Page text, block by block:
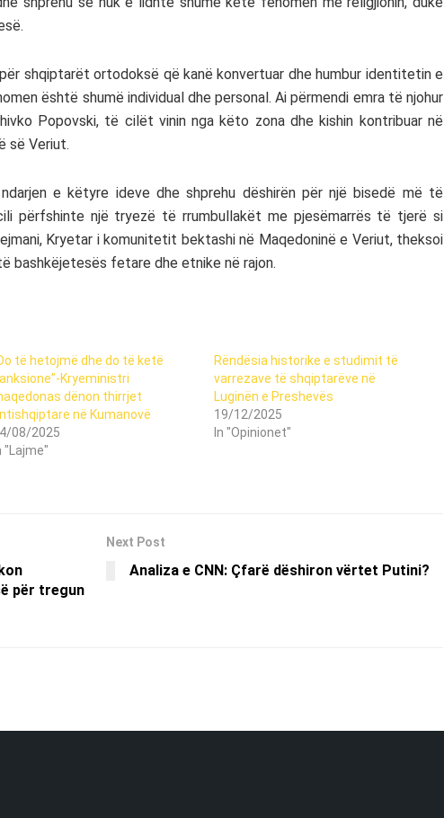
shqiptarët ortodoksë që kanë konvertuar dhe humbur identitetin e
është shumë individual dhe personal. Ai përmendi emra të njohur
Popovski, të cilët vinin nga këto zona dhe kishin kontribuar në
së Veriut.
e këtyre ideve dhe shprehu dëshirën për një bisedë më të
përfshinte një tryezë të rrumbullakët me pjesëmarrës të tjerë si
Kryetar i komunitetit bektashi në Maqedoninë e Veriut, theksoi
bashkëjetesës fetare dhe etnike në rajon.
të hetojmë dhe do të ketë
Kryeministri
dënon thirrjet
në Kumanovë
08/2025
"Lajme"
Rëndësia historike e studimit të
varrezave të shqiptarëve në
Luginën e Preshevës
19/12/2025
In "Opinionet"
për tregun
Next Post
Analiza e CNN: Çfarë dëshiron vërtet Putini?